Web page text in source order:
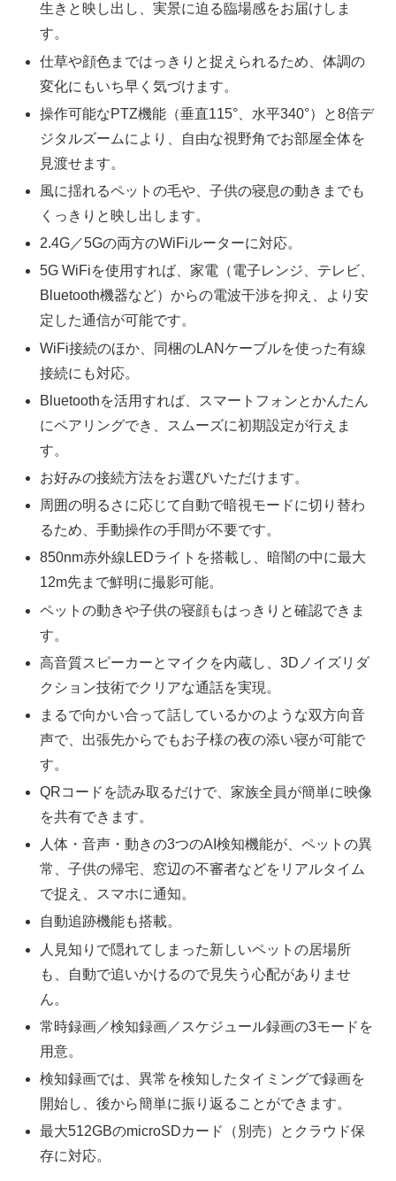
生きと映し出し、実景に迫る臨場感をお届けしま
す。
仕草や顔色まではっきりと捉えられるため、体調の
変化にもいち早く気づけます。
操作可能なPTZ機能（垂直115°、水平340°）と8倍デ
ジタルズームにより、自由な視野角でお部屋全体を
見渡せます。
風に揺れるペットの毛や、子供の寝息の動きまでも
くっきりと映し出します。
2.4G／5Gの両方のWiFiルーターに対応。
5G WiFiを使用すれば、家電（電子レンジ、テレビ、
Bluetooth機器など）からの電波干渉を抑え、より安
定した通信が可能です。
WiFi接続のほか、同梱のLANケーブルを使った有線
接続にも対応。
Bluetoothを活用すれば、スマートフォンとかんたん
にペアリングでき、スムーズに初期設定が行えま
す。
お好みの接続方法をお選びいただけます。
周囲の明るさに応じて自動で暗視モードに切り替わ
るため、手動操作の手間が不要です。
850nm赤外線LEDライトを搭載し、暗闇の中に最大
12m先まで鮮明に撮影可能。
ペットの動きや子供の寝顔もはっきりと確認できま
す。
高音質スピーカーとマイクを内蔵し、3Dノイズリダ
クション技術でクリアな通話を実現。
まるで向かい合って話しているかのような双方向音
声で、出張先からでもお子様の夜の添い寝が可能で
す。
QRコードを読み取るだけで、家族全員が簡単に映像
を共有できます。
人体・音声・動きの3つのAI検知機能が、ペットの異
常、子供の帰宅、窓辺の不審者などをリアルタイム
で捉え、スマホに通知。
自動追跡機能も搭載。
人見知りで隠れてしまった新しいペットの居場所
も、自動で追いかけるので見失う心配がありませ
ん。
常時録画／検知録画／スケジュール録画の3モードを
用意。
検知録画では、異常を検知したタイミングで録画を
開始し、後から簡単に振り返ることができます。
最大512GBのmicroSDカード（別売）とクラウド保
存に対応。